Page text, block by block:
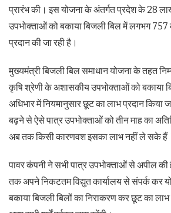
प्रारंभ की। इस योजना के अंतर्गत प्रदेश के 28
उपभोक्ताओं को बकाया बिजली बिल में लगभग 757
प्रदान की जा रही है।
मुख्यमंत्री बिजली बिल समाधान योजना के तहत
कृषि श्रेणी के अशासकीय उपभोक्ताओं को बकाया
अधिभार में नियमानुसार छूट का लाभ प्रदान किया
बढ़ने से ऐसे पात्र उपभोक्ताओं को तीन माह का
अब तक किसी कारणवश इसका लाभ नहीं ले सके हैं।
पावर कंपनी ने सभी पात्र उपभोक्ताओं से अपील
तक अपने निकटतम विद्युत कार्यालय से संपर्क कर
बकाया बिजली बिलों का निराकरण कर छूट का